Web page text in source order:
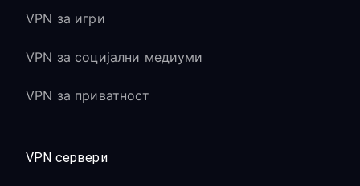
VPN за игри
VPN за социјални медиуми
VPN за приватност
VPN сервери